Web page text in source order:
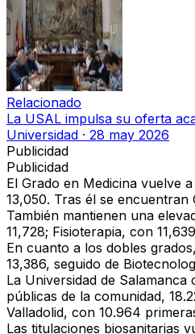
Relacionado
La USAL impulsa su oferta
Universidad · 28 may 2026
Publicidad
Publicidad
El Grado en Medicina vuelve
13,050. Tras él se encuentran
También mantienen una
11,728; Fisioterapia, con
En cuanto a los dobles
13,386, seguido de
La Universidad de
públicas de la comunidad,
Valladolid, con 10.964
Las titulaciones biosanitarias